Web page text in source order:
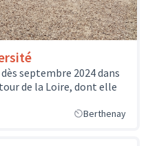
septembre 2024 dans
de la Loire, dont elle
Berthenay